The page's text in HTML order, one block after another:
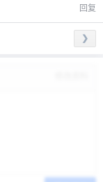
回复
❯